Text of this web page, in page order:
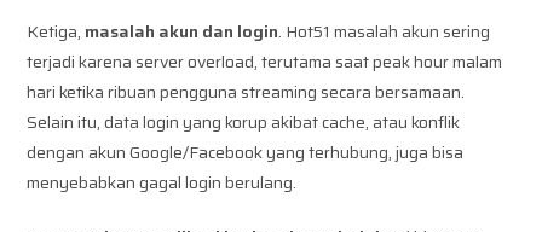
Ketiga, masalah akun dan login. Hot51 masalah akun sering
terjadi karena server overload, terutama saat peak hour malam
hari ketika ribuan pengguna streaming secara bersamaan.
Selain itu, data login yang korup akibat cache, atau konflik
dengan akun Google/Facebook yang terhubung, juga bisa
menyebabkan gagal login berulang.